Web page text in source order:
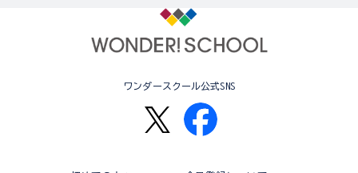
ワンダースクール公式SNS